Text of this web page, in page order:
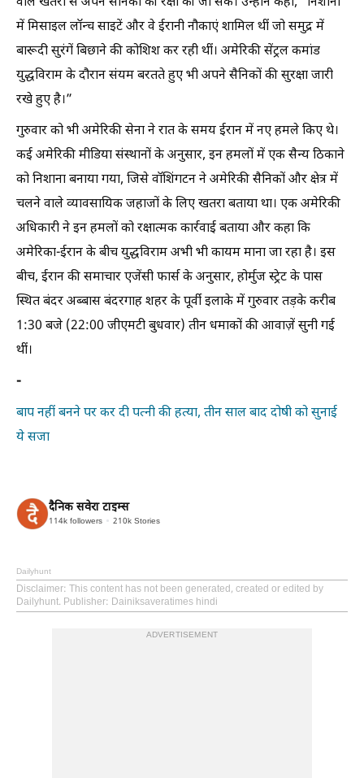
में मिसाइल लॉन्च साइटें और वे ईरानी नौकाएं शामिल थीं जो समुद्र में
बारूदी सुरंगें बिछाने की कोशिश कर रही थीं। अमेरिकी सेंट्रल कमांड
युद्धविराम के दौरान संयम बरतते हुए भी अपने सैनिकों की सुरक्षा जारी
रखे हुए है।”
गुरुवार को भी अमेरिकी सेना ने रात के समय ईरान में नए हमले किए थे।
कई अमेरिकी मीडिया संस्थानों के अनुसार, इन हमलों में एक सैन्य ठिकाने
को निशाना बनाया गया, जिसे वॉशिंगटन ने अमेरिकी सैनिकों और क्षेत्र में
चलने वाले व्यावसायिक जहाजों के लिए खतरा बताया था। एक अमेरिकी
अधिकारी ने इन हमलों को रक्षात्मक कार्रवाई बताया और कहा कि
अमेरिका-ईरान के बीच युद्धविराम अभी भी कायम माना जा रहा है। इस
बीच, ईरान की समाचार एजेंसी फार्स के अनुसार, होर्मुज स्‍ट्रेट के पास
स्थित बंदर अब्बास बंदरगाह शहर के पूर्वी इलाके में गुरुवार तड़के करीब
1:30 बजे (22:00 जीएमटी बुधवार) तीन धमाकों की आवाज़ें सुनी गई
थीं।
-
बाप नहीं बनने पर कर दी पत्नी की हत्या, तीन साल बाद दोषी को सुनाई
ये सजा
दैनिक सवेरा टाइम्स
114k followers 210k Stories
Dailyhunt
Disclaimer: This content has not been generated, created or edited by
Dailyhunt. Publisher: Dainiksaveratimes hindi
ADVERTISEMENT